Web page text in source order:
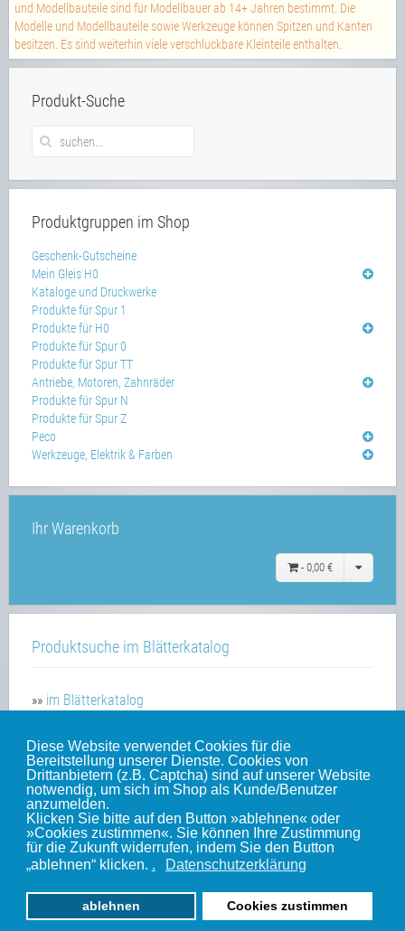
Diese Website verwendet Cookies für die
Bereitstellung unserer Dienste. Cookies von
Drittanbietern (z.B. Captcha) sind auf unserer Website
notwendig, um sich im Shop als Kunde/Benutzer
anzumelden.
Klicken Sie bitte auf den Button »ablehnen« oder
»Cookies zustimmen«. Sie können Ihre Zustimmung
für die Zukunft widerrufen, indem Sie den Button
„ablehnen“ klicken. . Datenschutzerklärung
ablehnen Cookies zustimmen
und Modellbauteile sind für Modellbauer ab 14+ Jahren bestimmt. Die
Modelle und Modellbauteile sowie Werkzeuge können Spitzen und Kanten
besitzen. Es sind weiterhin viele verschluckbare Kleinteile enthalten.
Produkt-Suche
Produktgruppen im Shop
Geschenk-Gutscheine
Mein Gleis H0
Kataloge und Druckwerke
Produkte für Spur 1
Produkte für H0
Produkte für Spur 0
Produkte für Spur TT
Antriebe, Motoren, Zahnräder
Produkte für Spur N
Produkte für Spur Z
Peco
Werkzeuge, Elektrik & Farben
Ihr Warenkorb
- 0,00 €
Produktsuche im Blätterkatalog
»» im Blätterkatalog
Unsere weiteren Websites
Weinert-Blog
mein Gleis